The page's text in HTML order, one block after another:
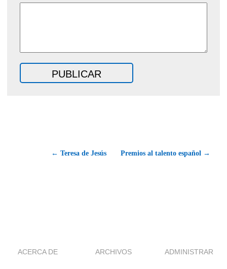
← Teresa de Jesús Premios al talento español →
ACERCA DE ARCHIVOS ADMINISTRAR